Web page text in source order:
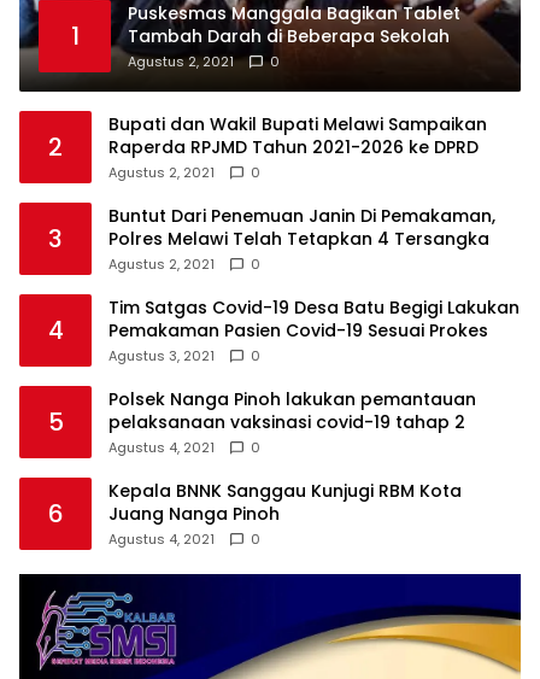
1
Puskesmas Manggala Bagikan Tablet
Tambah Darah di Beberapa Sekolah
Agustus 2, 2021 0
2
Bupati dan Wakil Bupati Melawi Sampaikan
Raperda RPJMD Tahun 2021-2026 ke DPRD
Agustus 2, 2021 0
3
Buntut Dari Penemuan Janin Di Pemakaman,
Polres Melawi Telah Tetapkan 4 Tersangka
Agustus 2, 2021 0
4
Tim Satgas Covid-19 Desa Batu Begigi Lakukan
Pemakaman Pasien Covid-19 Sesuai Prokes
Agustus 3, 2021 0
5
Polsek Nanga Pinoh lakukan pemantauan
pelaksanaan vaksinasi covid-19 tahap 2
Agustus 4, 2021 0
6
Kepala BNNK Sanggau Kunjugi RBM Kota
Juang Nanga Pinoh
Agustus 4, 2021 0